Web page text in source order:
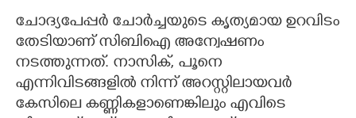
ചോദ്യപേപ്പർ ചോർച്ചയുടെ കൃത്യമായ ഉറവിടം
തേടിയാണ് സിബിഐ അന്വേഷണം
നടത്തുന്നത്. നാസിക്, പൂനെ
എന്നിവിടങ്ങളിൽ നിന്ന് അറസ്റ്റിലായവർ
കേസിലെ കണ്ണികളാണെങ്കിലും എവിടെ